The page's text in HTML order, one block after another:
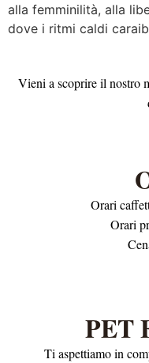
alla femminilità, alla
dove i ritmi caldi
Vieni a scoprire il nostro
Orari
Orari
PET
Ti aspettiamo in